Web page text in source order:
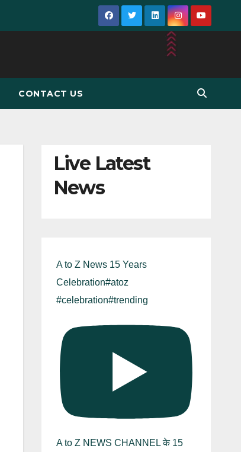
CONTACT US
Live Latest
News
A to Z News 15 Years
Celebration#atoz
#celebration#trending
A to Z NEWS CHANNEL के 15